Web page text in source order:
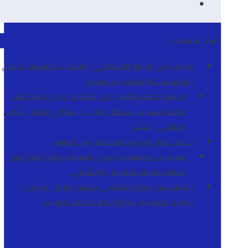
الأكثر مشاهدة
كورونا بين الواقع الاجتماعي و التحديات الاقتصادية على
المؤسسات الاقتصادية الصغيرة
الدكتور محمد الفايد : نحن مجندون وراء جلالة الملك
محمد السادس لخدمة البلاد …و شعاري الخالد ، الله ــ
الوطن ــ الملك
بلاغة اللغة العربية وفصاحتها سر جمالها ..
تصريحات الراقصة مايا حول المساجد تخلق الجدل لدى
نشطاء مواقع التواصل الاجتماعي ..
الحملة ضد الدكتور المغربي محمد الفايد ” أحرجت ”
الجالية المغربية بالخارج أمام الجاليات العربية